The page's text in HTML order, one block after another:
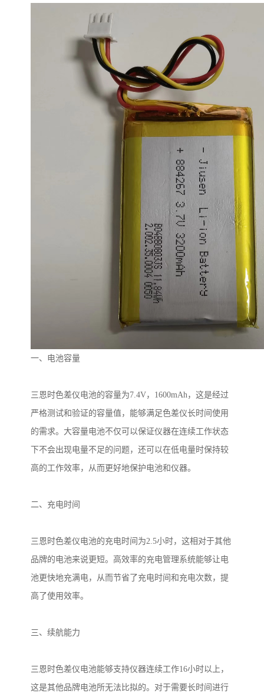
一、电池容量
三恩时色差仪电池的容量为7.4V， 1600mAh，这是经过
严格测试和验证的容量值，能够满足色差仪长时间使用
的需求。大容量电池不仅可以保证仪器在连续工作状态
下不会出现电量不足的问题，还可以在低电量时保持较
高的工作效率，从而更好地保护电池和仪器。
二、充电时间
三恩时色差仪电池的充电时间为2.5小时，这相对于其他
品牌的电池来说更短。高效率的充电管理系统能够让电
池更快地充满电，从而节省了充电时间和充电次数，提
高了使用效率。
三、续航能力
三恩时色差仪电池能够支持仪器连续工作16小时以上，
这是其他品牌电池所无法比拟的。对于需要长时间进行